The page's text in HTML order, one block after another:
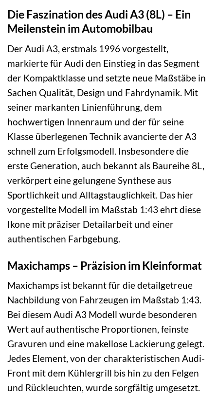
Die Faszination des Audi A3 (8L) – Ein
Meilenstein im Automobilbau
Der Audi A3, erstmals 1996 vorgestellt,
markierte für Audi den Einstieg in das Segment
der Kompaktklasse und setzte neue Maßstäbe in
Sachen Qualität, Design und Fahrdynamik. Mit
seiner markanten Linienführung, dem
hochwertigen Innenraum und der für seine
Klasse überlegenen Technik avancierte der A3
schnell zum Erfolgsmodell. Insbesondere die
erste Generation, auch bekannt als Baureihe 8L,
verkörpert eine gelungene Synthese aus
Sportlichkeit und Alltagstauglichkeit. Das hier
vorgestellte Modell im Maßstab 1:43 ehrt diese
Ikone mit präziser Detailarbeit und einer
authentischen Farbgebung.
Maxichamps – Präzision im Kleinformat
Maxichamps ist bekannt für die detailgetreue
Nachbildung von Fahrzeugen im Maßstab 1:43.
Bei diesem Audi A3 Modell wurde besonderen
Wert auf authentische Proportionen, feinste
Gravuren und eine makellose Lackierung gelegt.
Jedes Element, von der charakteristischen Audi-
Front mit dem Kühlergrill bis hin zu den Felgen
und Rückleuchten, wurde sorgfältig umgesetzt.